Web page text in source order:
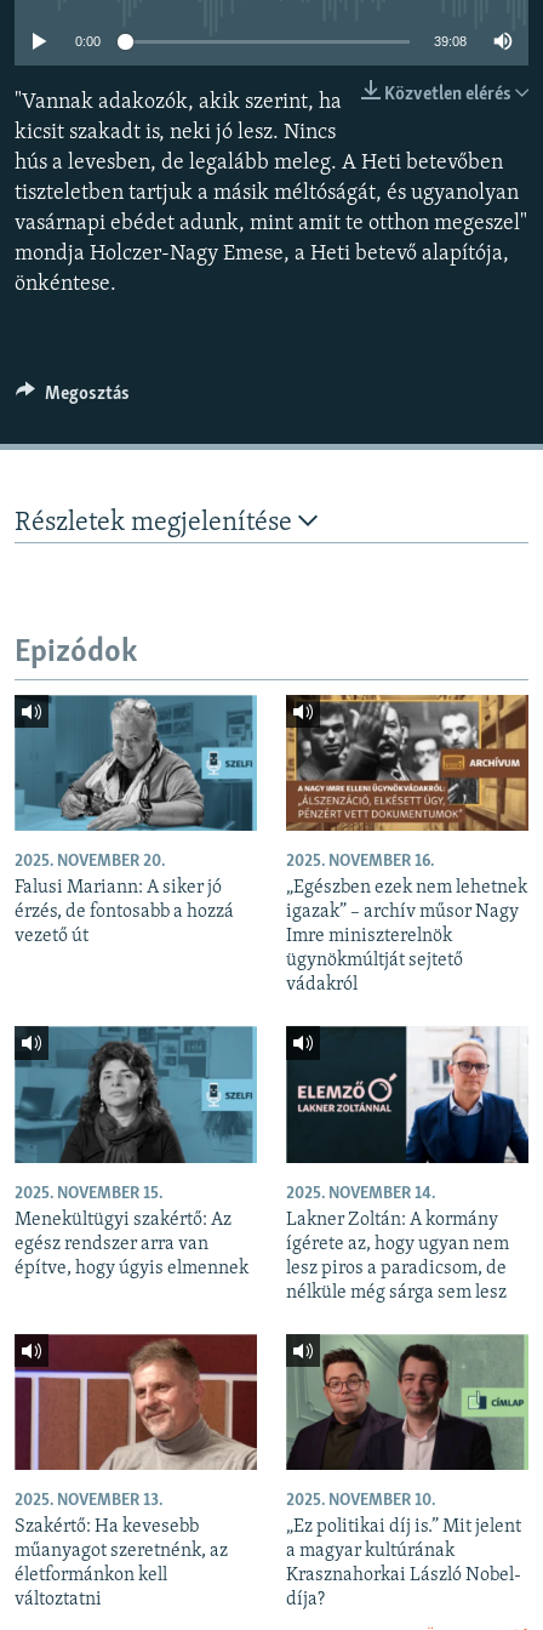
VILÁG
KLÍMAVÁLTOZÁS
A MÚLT TANULSÁGAI
KÖVESSEN MINKET!
0:00 39:08
Közvetlen elérés
"Vannak adakozók, akik szerint, ha
kicsit szakadt is, neki jó lesz. Nincs
hús a levesben, de legalább meleg. A Heti betevőben
tiszteletben tartjuk a másik méltóságát, és ugyanolyan
vasárnapi ebédet adunk, mint amit te otthon megeszel"
mondja Holczer-Nagy Emese, a Heti betevő alapítója,
önkéntese.
Megosztás
Részletek megjelenítése
Epizódok
2025. NOVEMBER 20.
Falusi Mariann: A siker jó
érzés, de fontosabb a hozzá
vezető út
2025. NOVEMBER 16.
„Egészben ezek nem lehetnek
igazak” – archív műsor Nagy
Imre miniszterelnök
ügynökmúltját sejtető
vádakról
2025. NOVEMBER 15.
Menekültügyi szakértő: Az
egész rendszer arra van
építve, hogy úgyis elmennek
2025. NOVEMBER 14.
Lakner Zoltán: A kormány
ígérete az, hogy ugyan nem
lesz piros a paradicsom, de
nélküle még sárga sem lesz
2025. NOVEMBER 13.
Szakértő: Ha kevesebb
műanyagot szeretnénk, az
életformánkon kell
változtatni
2025. NOVEMBER 10.
„Ez politikai díj is.” Mit jelent
a magyar kultúrának
Krasznahorkai László Nobel-
díja?